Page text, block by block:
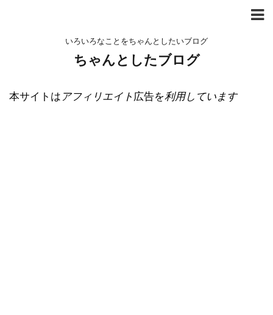
いろいろなことをちゃんとしたいブログ
ちゃんとしたブログ
本サイトは アフィリエイト 広告を利用しています